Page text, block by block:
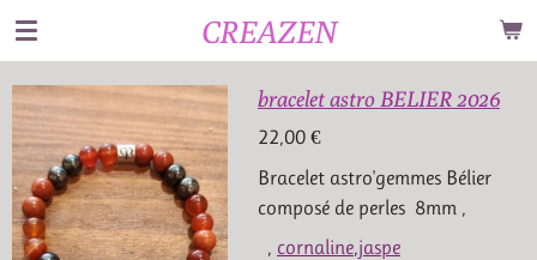
Passer
au
contenu
principal
CREAZEN
bracelet astro BELIER 2026
22,00 €
Bracelet astro'gemmes Bélier
composé de perles 8mm ,
, cornaline,jaspe